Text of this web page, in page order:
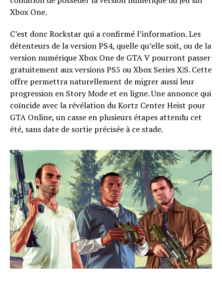
Xbox One.
C’est donc Rockstar qui a confirmé l’information. Les
détenteurs de la version PS4, quelle qu’elle soit, ou de la
version numérique Xbox One de GTA V pourront passer
gratuitement aux versions PS5 ou Xbox Series X|S. Cette
offre permettra naturellement de migrer aussi leur
progression en Story Mode et en ligne. Une annonce qui
coïncide avec la révélation du Kortz Center Heist pour
GTA Online, un casse en plusieurs étapes attendu cet
été, sans date de sortie précisée à ce stade.